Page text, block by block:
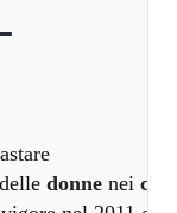
donne nei